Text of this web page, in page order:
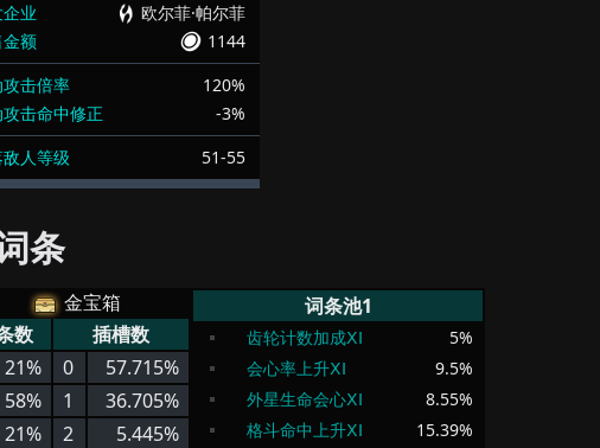
业
欧尔菲·帕尔菲
金额
1144
攻击倍率
120%
攻击命中修正
-3%
人等级
51-55
条
金宝箱
数
插槽数
21% 0
57.715%
58% 1
36.705%
21% 2
5.445%
词条池1
齿轮计数加成ⅩⅠ 5%
会心率上升ⅩⅠ
9.5%
外星生命会心ⅩⅠ
8.55%
格斗命中上升ⅩⅠ
15.39%